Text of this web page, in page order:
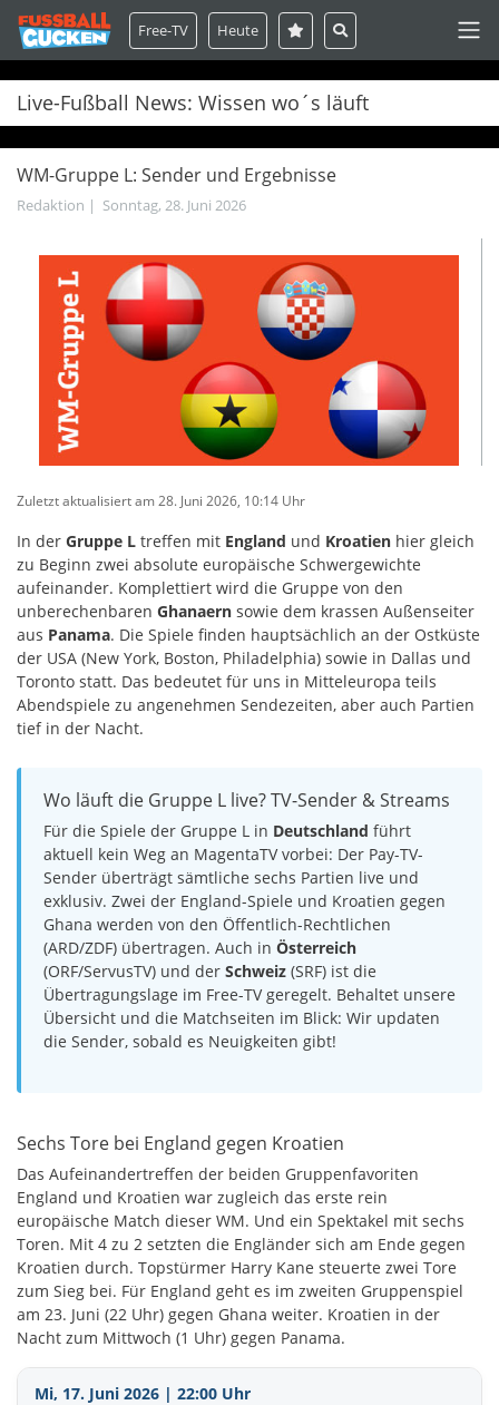
Free-TV Heute
Live-Fußball News: Wissen wo´s läuft
WM-Gruppe L: Sender und Ergebnisse
Redaktion | Sonntag, 28. Juni 2026
Zuletzt aktualisiert am 28. Juni 2026, 10:14 Uhr
In der Gruppe L treffen mit England und Kroatien hier gleich
zu Beginn zwei absolute europäische Schwergewichte
aufeinander. Komplettiert wird die Gruppe von den
unberechenbaren Ghanaern sowie dem krassen Außenseiter
aus Panama. Die Spiele finden hauptsächlich an der Ostküste
der USA (New York, Boston, Philadelphia) sowie in Dallas und
Toronto statt. Das bedeutet für uns in Mitteleuropa teils
Abendspiele zu angenehmen Sendezeiten, aber auch Partien
tief in der Nacht.
Wo läuft die Gruppe L live? TV-Sender & Streams
Für die Spiele der Gruppe L in Deutschland führt
aktuell kein Weg an MagentaTV vorbei: Der Pay-TV-
Sender überträgt sämtliche sechs Partien live und
exklusiv. Zwei der England-Spiele und Kroatien gegen
Ghana werden von den Öffentlich-Rechtlichen
(ARD/ZDF) übertragen. Auch in Österreich
(ORF/ServusTV) und der Schweiz (SRF) ist die
Übertragungslage im Free-TV geregelt. Behaltet unsere
Übersicht und die Matchseiten im Blick: Wir updaten
die Sender, sobald es Neuigkeiten gibt!
Sechs Tore bei England gegen Kroatien
Das Aufeinandertreffen der beiden Gruppenfavoriten
England und Kroatien war zugleich das erste rein
europäische Match dieser WM. Und ein Spektakel mit sechs
Toren. Mit 4 zu 2 setzten die Engländer sich am Ende gegen
Kroatien durch. Topstürmer Harry Kane steuerte zwei Tore
zum Sieg bei. Für England geht es im zweiten Gruppenspiel
am 23. Juni (22 Uhr) gegen Ghana weiter. Kroatien in der
Nacht zum Mittwoch (1 Uhr) gegen Panama.
Mi, 17. Juni 2026 | 22:00 Uhr